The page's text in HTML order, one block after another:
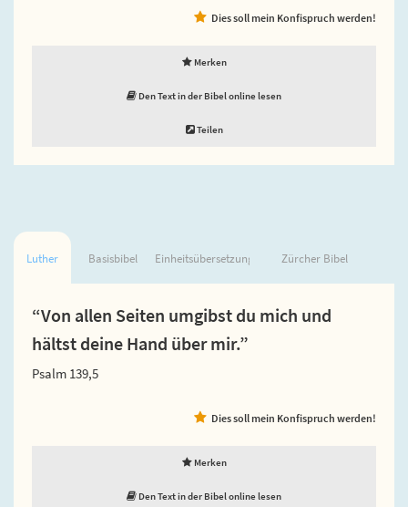
Dies soll mein Konfispruch werden!
Merken
Den Text in der Bibel online lesen
Teilen
Luther Basisbibel Einheitsübersetzung Zürcher Bibel
“Von allen Seiten umgibst du mich und
hältst deine Hand über mir.”
Psalm 139,5
Dies soll mein Konfispruch werden!
Merken
Den Text in der Bibel online lesen